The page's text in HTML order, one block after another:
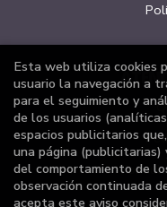
Esta web utiliza cookies
usuario la navegación a
para el seguimiento y
de los usuarios
espacios publicitarios
una página (publicitarias)
del comportamiento de
observación continuada
acepta este aviso